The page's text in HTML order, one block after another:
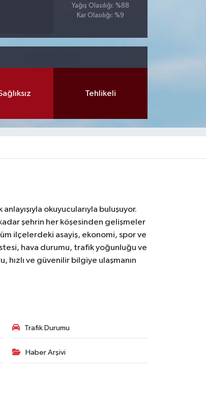
Yağış Olasılığı: %88
Kar Olasılığı: %9
Tehlikeli
okuyucularıyla buluşuyor.
şehrin her köşesinden gelişmeler
ilçelerdeki asayiş, ekonomi, spor ve
hava durumu, trafik yoğunluğu ve
ve güvenilir bilgiye ulaşmanın
Trafik Durumu
Haber Arşivi